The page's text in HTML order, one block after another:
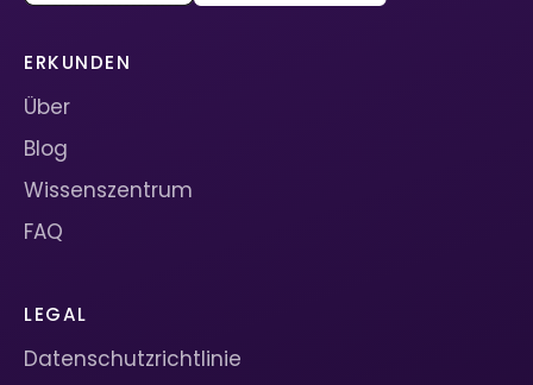
ERKUNDEN
Über
Blog
Wissenszentrum
FAQ
LEGAL
Datenschutzrichtlinie